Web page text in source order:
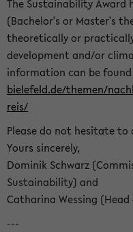
The Sustainability
(Bachelor's or Master's
theoretically or
development and/or
information can be found
bielefeld.de/themen/
reis/
Please do not hesitate to
Yours sincerely,
Dominik Schwarz
Sustainability) and
Catharina Wessing
---